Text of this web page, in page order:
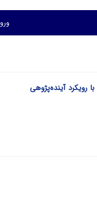
رویکرد آینده‌پژوهی